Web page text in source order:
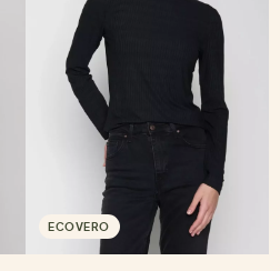
ECOVERO